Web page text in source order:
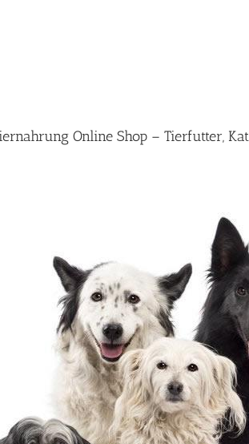
Online Shop – Tierfutter,